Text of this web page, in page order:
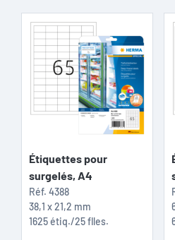
Étiquettes pour
surgelés, A4
Réf. 4388
38,1 x 21,2 mm
1625 étiq./25 flles.